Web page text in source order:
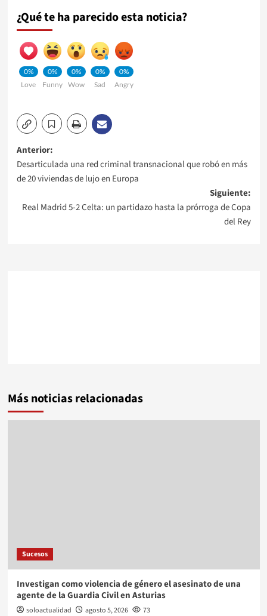
¿Qué te ha parecido esta noticia?
0%
Love
0%
Funny
0%
Wow
0%
Sad
0%
Angry
Navegación
de
entradas
Anterior:
Desarticulada una red criminal transnacional que robó en más
de 20 viviendas de lujo en Europa
Siguiente:
Real Madrid 5-2 Celta: un partidazo hasta la prórroga de Copa
del Rey
Más noticias relacionadas
Sucesos
Investigan como violencia de género el asesinato de una
agente de la Guardia Civil en Asturias
soloactualidad agosto 5, 2026 73